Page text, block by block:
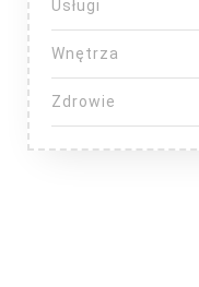
Usługi
Wnętrza
Zdrowie